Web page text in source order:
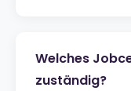
Welches
zuständig?